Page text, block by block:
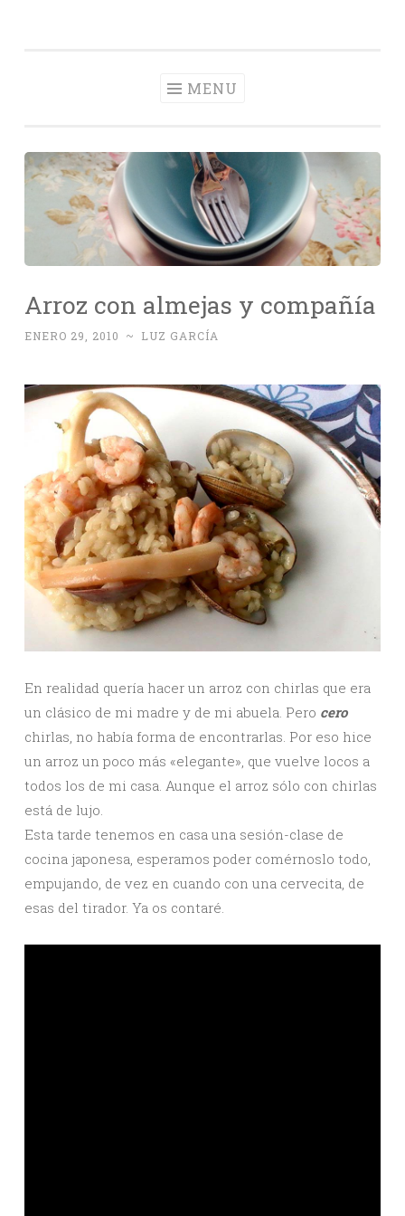
MENU
Arroz con almejas y compañía
ENERO 29, 2010 ~ LUZ GARCÍA
En realidad quería hacer un arroz con chirlas que era
un clásico de mi madre y de mi abuela. Pero cero
chirlas, no había forma de encontrarlas. Por eso hice
un arroz un poco más «elegante», que vuelve locos a
todos los de mi casa. Aunque el arroz sólo con chirlas
está de lujo.
Esta tarde tenemos en casa una sesión-clase de
cocina japonesa, esperamos poder comérnoslo todo,
empujando, de vez en cuando con una cervecita, de
esas del tirador. Ya os contaré.